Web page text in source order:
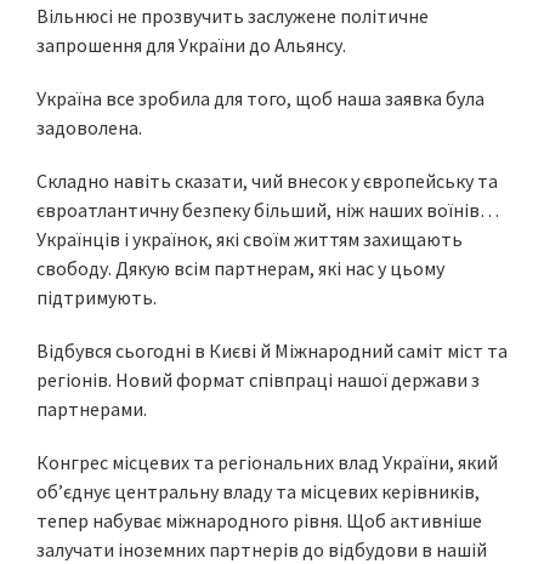
Вільнюсі не прозвучить заслужене політичне
запрошення для України до Альянсу.
Україна все зробила для того, щоб наша заявка була
задоволена.
Складно навіть сказати, чий внесок у європейську та
євроатлантичну безпеку більший, ніж наших воїнів…
Українців і українок, які своїм життям захищають
свободу. Дякую всім партнерам, які нас у цьому
підтримують.
Відбувся сьогодні в Києві й Міжнародний саміт міст та
регіонів. Новий формат співпраці нашої держави з
партнерами.
Конгрес місцевих та регіональних влад України, який
обʼєднує центральну владу та місцевих керівників,
тепер набуває міжнародного рівня. Щоб активніше
залучати іноземних партнерів до відбудови в нашій